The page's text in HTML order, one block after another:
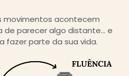
movimentos acontecem
de parecer algo distante… e
fazer parte da sua vida.